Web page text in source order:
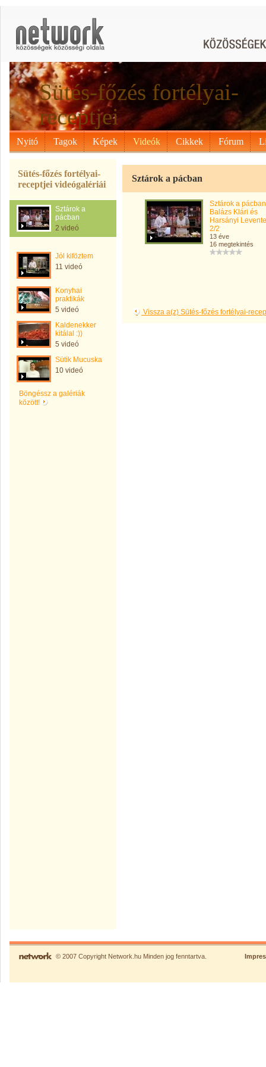
Sütés-főzés fortélyai-
receptjei
Nyitó Tagok Képek Videók Cikkek Fórum
Sütés-főzés fortélyai-
receptjei videógalériái
Sztárok a
pácban
2 videó
Jól kiföztem
11 videó
Konyhai
praktikák
5 videó
Kaldenekker
kitálal :))
5 videó
Sütik Mucuska
10 videó
Böngéssz a galériák
között!
Sztárok a pácban
Sztárok a
Balázs Klári és
Harsányi Levente
2/2
13 éve
16 megtekintés
Vissza a(z) Sütés-főzés fortélyai-
© 2007 Copyright Network.hu Minden jog fenntartva.